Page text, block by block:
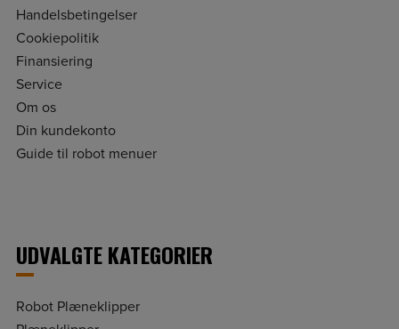
Handelsbetingelser
Cookiepolitik
Finansiering
Service
Om os
Din kundekonto
Guide til robot menuer
UDVALGTE KATEGORIER
Robot Plæneklipper